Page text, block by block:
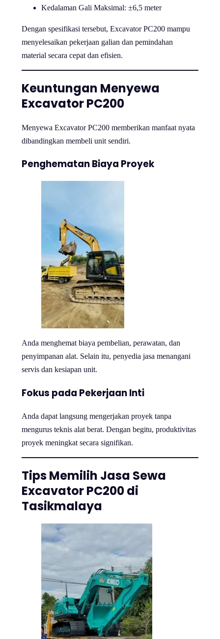
Kedalaman Gali Maksimal: ±6,5 meter
Dengan spesifikasi tersebut, Excavator PC200 mampu
menyelesaikan pekerjaan galian dan pemindahan
material secara cepat dan efisien.
Keuntungan Menyewa
Excavator PC200
Menyewa Excavator PC200 memberikan manfaat nyata
dibandingkan membeli unit sendiri.
Penghematan Biaya Proyek
Anda menghemat biaya pembelian, perawatan, dan
penyimpanan alat. Selain itu, penyedia jasa menangani
servis dan kesiapan unit.
Fokus pada Pekerjaan Inti
Anda dapat langsung mengerjakan proyek tanpa
mengurus teknis alat berat. Dengan begitu, produktivitas
proyek meningkat secara signifikan.
Tips Memilih Jasa Sewa
Excavator PC200 di
Tasikmalaya